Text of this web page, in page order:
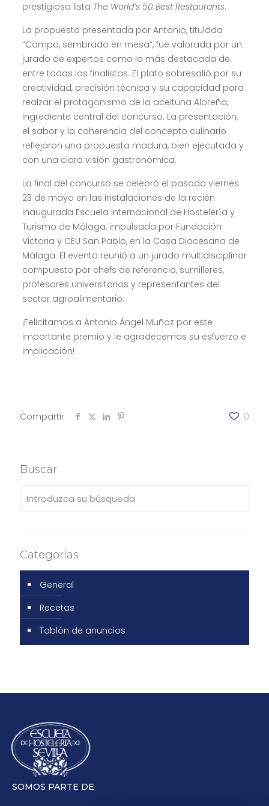
prestigiosa lista The World’s 50 Best Restaurants.
La propuesta presentada por Antonio, titulada
“Campo, sembrado en mesa”, fue valorada por un
jurado de expertos como la más destacada de
entre todas las finalistas. El plato sobresalió por su
creatividad, precisión técnica y su capacidad para
realzar el protagonismo de la aceituna Aloreña,
ingrediente central del concurso. La presentación,
el sabor y la coherencia del concepto culinario
reflejaron una propuesta madura, bien ejecutada y
con una clara visión gastronómica.
La final del concurso se celebró el pasado viernes
23 de mayo en las instalaciones de la recién
inaugurada Escuela Internacional de Hostelería y
Turismo de Málaga, impulsada por Fundación
Victoria y CEU San Pablo, en la Casa Diocesana de
Málaga. El evento reunió a un jurado multidisciplinar
compuesto por chefs de referencia, sumilleres,
profesores universitarios y representantes del
sector agroalimentario.
¡Felicitamos a Antonio Ángel Muñoz por este
importante premio y le agradecemos su esfuerzo e
implicación!
Compartir 0
Buscar
Categorías
General
Recetas
Tablón de anuncios
SOMOS PARTE DE